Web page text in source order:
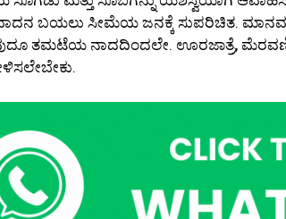
ಬಯಲು ಸೀಮೆಯ ಜನಕ್ಕೆ ಸುಪರಿಚಿತ.
ತಮಟೆಯ ನಾದದಿಂದಲೇ. ಊರಜಾತ್ರೆ,